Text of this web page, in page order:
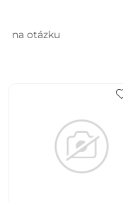
na otázku